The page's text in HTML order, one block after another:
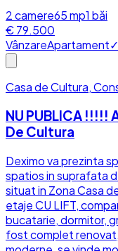
2camere65mp1 băi
€ 79.500
VânzareApartament
Casa de Cultura,
NU PUBLICA
De Cultura
Deximo va prezinta
spatios in suprafata
situat in Zona Casa
etaje CU LIFT,
bucatarie, dormitor,
fost complet